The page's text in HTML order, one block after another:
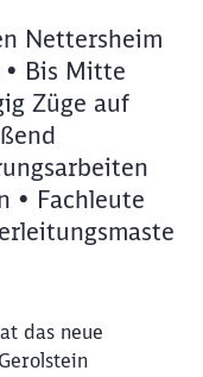
Nettersheim
Bis Mitte
Züge auf
• Fachleute
das neue